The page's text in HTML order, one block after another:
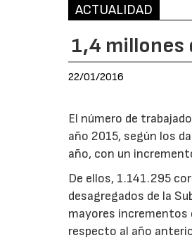
ACTUALIDAD
1,4 millones
22/01/2016
El número de
año 2015, según los
año, con un
De ellos, 1.141.295
desagregados de la
mayores incrementos
respecto al año